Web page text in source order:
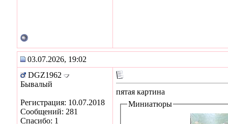
03.07.2026, 19:02
DGZ1962
Бывалый
Регистрация: 10.07.2018
Сообщений: 281
Спасибо: 1
пятая картина
Миниатюры